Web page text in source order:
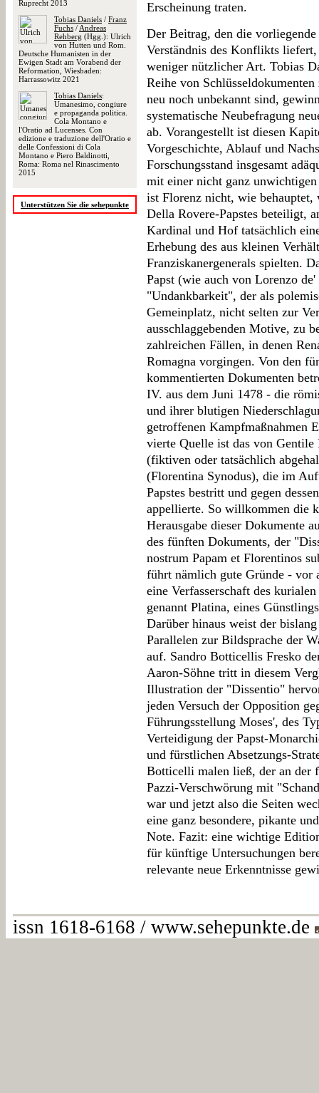
Ruprecht 2013
Tobias Daniels / Franz
Fuchs / Andreas
Rehberg (Hgg.): Ulrich
von Hutten und Rom.
Deutsche Humanisten in der
Ewigen Stadt am Vorabend der
Reformation, Wiesbaden:
Harrassowitz 2021
Tobias Daniels:
Umanesimo, congiure
e propaganda politica.
Cola Montano e
l'Oratio ad Lucenses. Con
edizione e traduzione dell'Oratio e
delle Confessioni di Cola
Montano e Piero Baldinotti,
Roma: Roma nel Rinascimento
2015
Unterstützen Sie die sehepunkte
Erscheinung traten.
Der Beitrag, den die
Verständnis des Konflikts
weniger nützlicher Art. Tobias
Reihe von
neu noch unbekannt sind,
systematische Neubefragung
ab. Vorangestellt ist diesen
Vorgeschichte, Ablauf und
Forschungsstand insgesamt
mit einer nicht ganz
ist Florenz nicht, wie behauptet,
Della Rovere-Papstes beteiligt,
Kardinal und Hof tatsächlich
Erhebung des aus kleinen
Franziskanergenerals spielten.
Papst (wie auch von Lorenzo
"Undankbarkeit", der als
Gemeinplatz, nicht selten zur
ausschlaggebenden Motive, zu
zahlreichen Fällen, in denen
Romagna vorgingen. Von den
kommentierten Dokumenten
IV. aus dem Juni 1478 - die
und ihrer blutigen
getroffenen Kampfmaßnahmen
vierte Quelle ist das von
(fiktiven oder tatsächlich
(Florentina Synodus), die im
Papstes bestritt und gegen
appellierte. So willkommen die
Herausgabe dieser Dokumente
des fünften Dokuments, der
nostrum Papam et Florentinos
führt nämlich gute Gründe - vor
eine Verfasserschaft des
genannt Platina, eines
Darüber hinaus weist der
Parallelen zur Bildsprache der
auf. Sandro Botticellis Fresko
Aaron-Söhne tritt in diesem
Illustration der "Dissentio"
jeden Versuch der Opposition
Führungsstellung Moses', des
Verteidigung der Papst-
und fürstlichen Absetzungs-
Botticelli malen ließ, der an der
Pazzi-Verschwörung mit
war und jetzt also die Seiten
eine ganz besondere, pikante
Note. Fazit: eine wichtige
für künftige Untersuchungen
relevante neue Erkenntnisse
issn 1618-6168 / www.sehepunkte.de